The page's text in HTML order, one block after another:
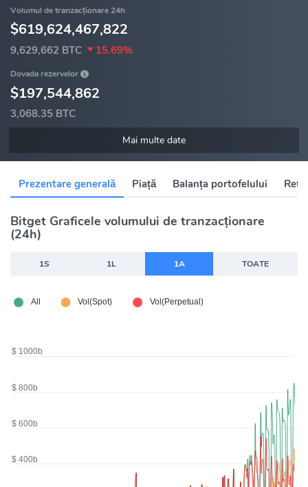
Volumul de tranzacționare 24h
$619,624,467,822
9,629,662 BTC 15.69%
Dovada rezervelor
$197,544,862
3,068.35 BTC
Mai multe date
Prezentare generală Piață Balanța portofelului
Bitget Graficele volumului de tranzacționare
(24h)
1S 1L 1A TOATE